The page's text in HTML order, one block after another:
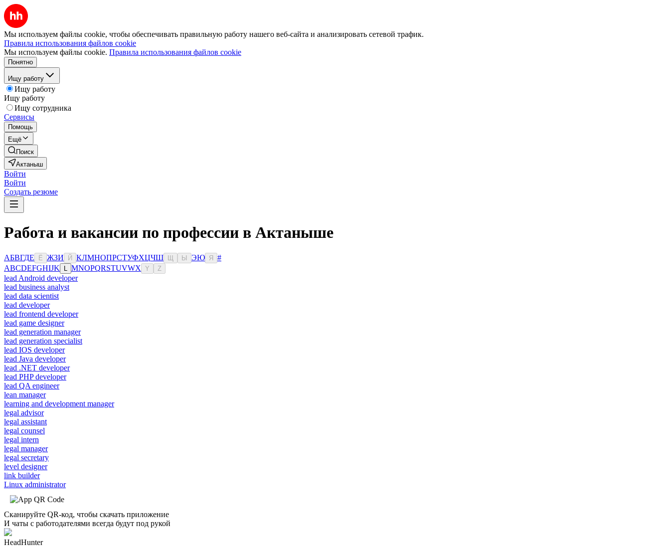
Мы используем файлы cookie, чтобы обеспечивать правильную работу нашего веб-сайта и анализировать сетевой трафик.
Правила использования файлов cookie
Мы используем файлы cookie. Правила использования файлов cookie
Понятно
Ищу работу
Ищу работу
Ищу работу
Ищу сотрудника
Сервисы
Помощь
Ещё
Поиск
Актаныш
Войти
Войти
Создать резюме
Работа и вакансии по профессии в Актаныше
АБВГДЕ Ё ЖЗИ Й КЛМНОПРСТУФХЦЧШ Ы ЭЮ Я
#
ABCDEFGHIJK MNOPQRSTUVWX Y Z
lead Android developer
lead business analyst
lead data scientist
lead developer
lead frontend developer
lead game designer
lead generation manager
lead generation specialist
lead IOS developer
lead Java developer
lead .NET developer
lead PHP developer
lead QA engineer
lean manager
learning and development manager
legal advisor
legal assistant
legal counsel
legal intern
legal manager
legal secretary
level designer
link builder
Linux administrator
Сканируйте QR-код, чтобы скачать приложение
И чаты с работодателями всегда будут под рукой
HeadHunter